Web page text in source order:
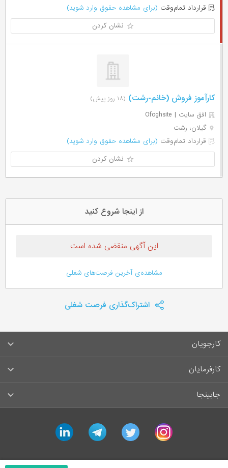
قرارداد تمام‌وقت (برای مشاهده حقوق وارد شوید)
نشان کردن
کارآموز فروش (خانم-رشت) (۱۸ روز پیش)
افق سایت | Ofoghsite
گیلان، رشت
قرارداد تمام‌وقت (برای مشاهده حقوق وارد شوید)
نشان کردن
از اینجا شروع کنید
این آگهی منقضی شده است
مشاهده‌ی آخرین فرصت‌های شغلی
اشتراک‌گذاری فرصت شغلی
کارجویان
سوالات متداول کارجویان
لیست مشاغل
آگهی‌های استخدام
کارفرمایان
راهنمای ثبت آگهی استخدام
قوانین و مقررات کارفرمایان
جابینجا
جابینجا در رسانه‌ها
راهنمای استفاده برای کارجویان
instagram
twitter
telegram
linkedin